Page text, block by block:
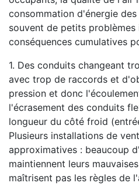
consommation d'énergie
souvent de petits problèmes
conséquences cumulatives
1. Des conduits changeant
avec trop de raccords et
pression et donc
l'écrasement des conduits
longueur du côté froid
Plusieurs installations de
approximatives : beaucoup
maintiennent leurs
maîtrisent pas les règles de